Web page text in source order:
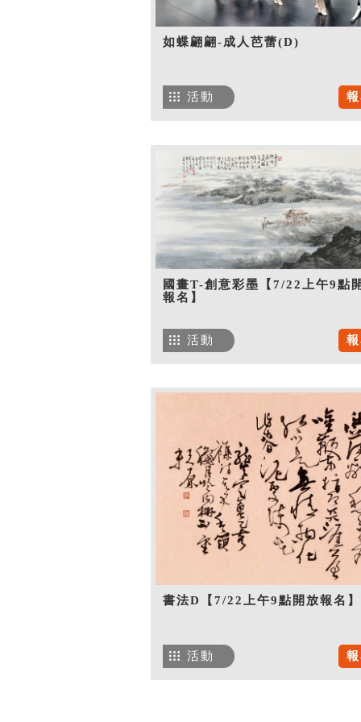
如蝶翩翩-成人芭蕾(D)
活動
國畫T-創意彩墨【7/22上午9點
報名】
活動
書法D【7/22上午9點開放報名】
活動